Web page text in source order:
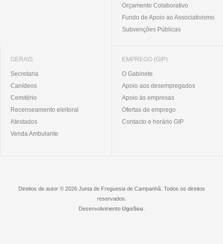
Orçamento Colaborativo
Fundo de Apoio ao Associativismo
Subvenções Públicas
GERAIS
Secretaria
Canídeos
Cemitério
Recenseamento eleitoral
Atestados
Venda Ambulante
EMPREGO (GIP)
O Gabinete
Apoio aos desempregados
Apoio às empresas
Ofertas de emprego
Contacto e horário GIP
Direitos de autor © 2026 Junta de Freguesia de Campanhã. Todos os direitos
reservados.
Desenvolvimento UgoSou